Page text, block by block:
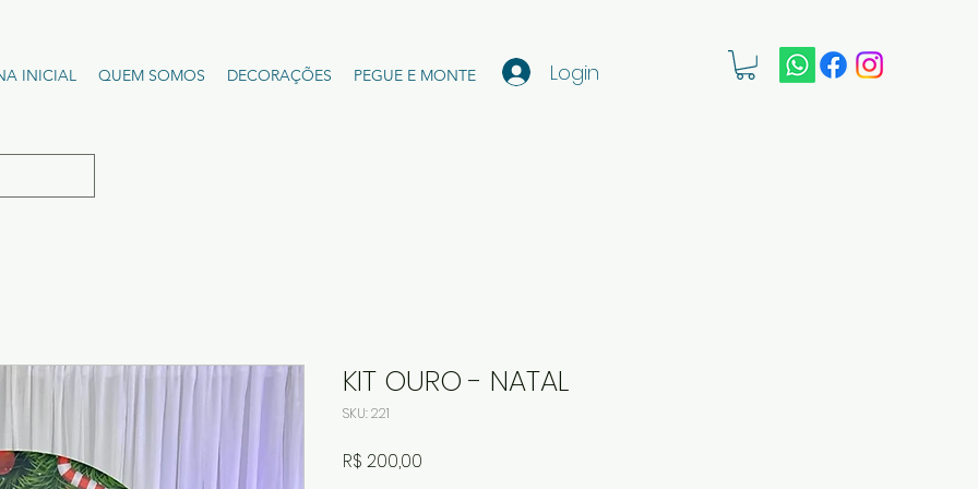
INICIAL QUEM SOMOS DECORAÇÕES PEGUE E MONTE Login
KIT OURO - NATAL
SKU: 221
R$ 200,00